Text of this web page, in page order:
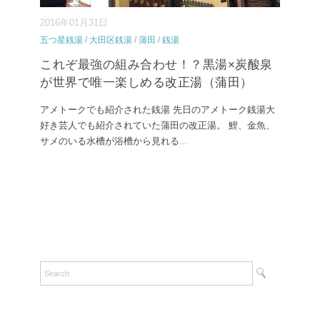
2016年01月31日
五つ星銭湯 / 大田区銭湯 / 蒲田 / 銭湯
これぞ最強の組み合わせ！？黒湯×炭酸泉
が世界で唯一楽しめる改正湯（蒲田）
アメトークでも紹介された銭湯 先日のアメトーク銭湯大
好き芸人でも紹介されていた蒲田の改正湯。 鯉、金魚、
サメのいる水槽が浴槽から見れる